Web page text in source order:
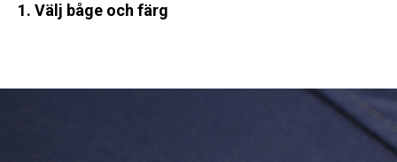
1. Välj båge och färg